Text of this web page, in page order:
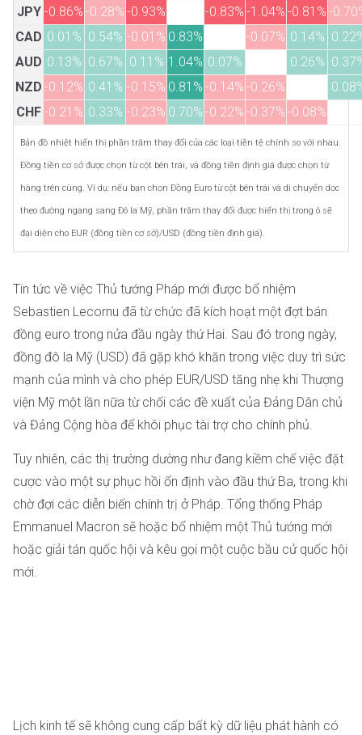
JPY -0.86% -0.28% -0.93% -0.83% -1.04% -0.81% -
CAD 0.01% 0.54% -0.01% 0.83% -0.07% 0.14%
AUD 0.13% 0.67% 0.11% 1.04% 0.07% 0.26%
NZD -0.12% 0.41% -0.15% 0.81% -0.14% -0.26%
CHF -0.21% 0.33% -0.23% 0.70% -0.22% -0.37% -0.08%
Bản đồ nhiệt hiển thị phần trăm thay đổi của các loại tiền tệ chính so với nhau.
Đồng tiền cơ sở được chọn từ cột bên trái, và đồng tiền định giá được chọn từ
hàng trên cùng. Ví dụ: nếu bạn chọn Đồng Euro từ cột bên trái và di chuyển dọc
theo đường ngang sang Đô la Mỹ, phần trăm thay đổi được hiển thị trong ô sẽ
đại diện cho EUR (đồng tiền cơ sở)/USD (đồng tiền định giá).
Tin tức về việc Thủ tướng Pháp mới được bổ nhiệm
Sebastien Lecornu đã từ chức đã kích hoạt một đợt bán
đồng euro trong nửa đầu ngày thứ Hai. Sau đó trong ngày,
đồng đô la Mỹ (USD) đã gặp khó khăn trong việc duy trì sức
mạnh của mình và cho phép EUR/USD tăng nhẹ khi Thượng
viện Mỹ một lần nữa từ chối các đề xuất của Đảng Dân chủ
và Đảng Cộng hòa để khôi phục tài trợ cho chính phủ.
Tuy nhiên, các thị trường dường như đang kiềm chế việc đặt
cược vào một sự phục hồi ổn định vào đầu thứ Ba, trong khi
chờ đợi các diễn biến chính trị ở Pháp. Tổng thống Pháp
Emmanuel Macron sẽ hoặc bổ nhiệm một Thủ tướng mới
hoặc giải tán quốc hội và kêu gọi một cuộc bầu cử quốc hội
mới.
Lịch kinh tế sẽ không cung cấp bất kỳ dữ liệu phát hành có